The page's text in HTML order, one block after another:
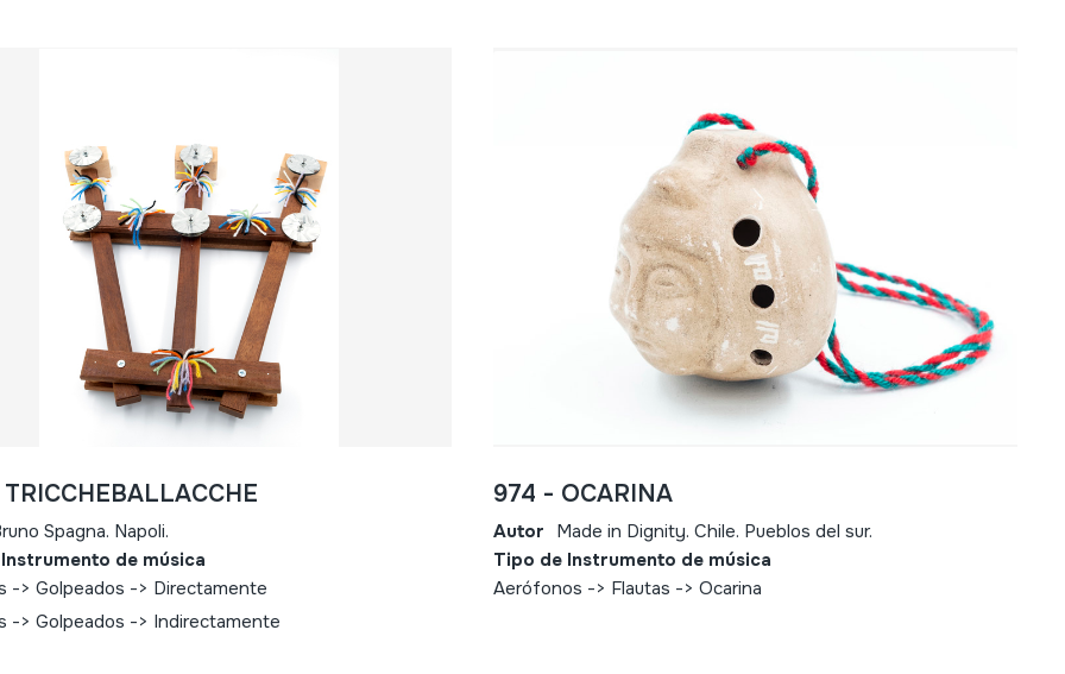
Spagna. Napoli.
de música
-> Golpeados -> Directamente
-> Golpeados -> Indirectamente
974 - OCARINA
Autor Made in Dignity. Chile. Pueblos del sur.
Tipo de Instrumento de música
Aerófonos -> Flautas -> Ocarina